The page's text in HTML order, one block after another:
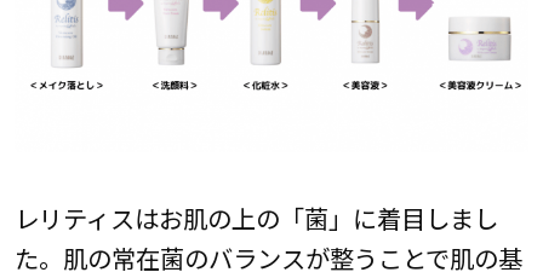
レリティスはお肌の上の「菌」に着目しまし
た。肌の常在菌のバランスが整うことで肌の基